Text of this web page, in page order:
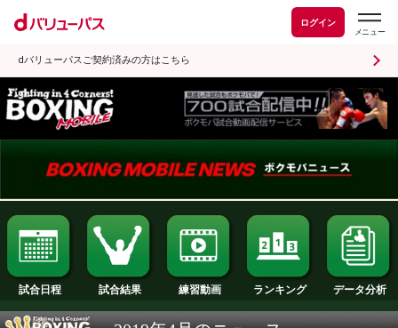
ログイン
dバリューパスご契約済みの方はこちら